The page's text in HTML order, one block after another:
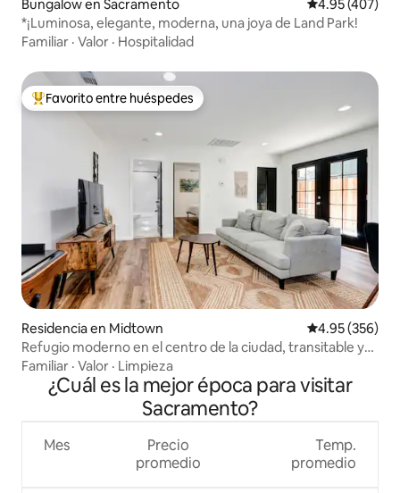
Bungalow en Sacramento Calificación
4.95 (407)
*¡Luminosa, elegante, moderna, una joya de Land Park!
Familiar · Valor · Hospitalidad
De los mejores en Favorito entre huéspedes
Favorito entre huéspedes
Residencia en Midtown Calificación
4.95 (356)
Refugio moderno en el centro de la ciudad, transitable y
con lavandería
Familiar · Valor · Limpieza
¿Cuál es la mejor época para visitar
Sacramento?
Mes
Precio
promedio
Temp.
promedio